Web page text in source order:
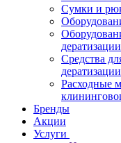
Сумки и
дератизации
Средства
дератизации
Расходные
Бренды
Акции
Услуги